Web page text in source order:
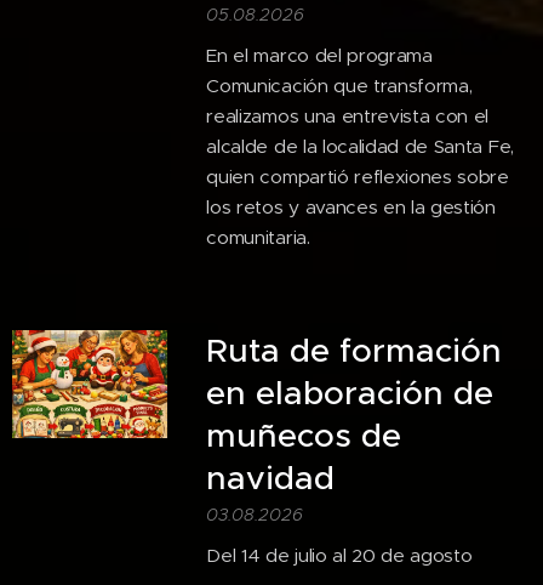
05.08.2026
En el marco del programa
Comunicación que transforma,
realizamos una entrevista con el
alcalde de la localidad de Santa Fe,
quien compartió reflexiones sobre
los retos y avances en la gestión
comunitaria.
Ruta de formación
en elaboración de
muñecos de
navidad
03.08.2026
Del 14 de julio al 20 de agosto